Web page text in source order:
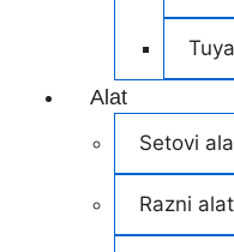
Alat
Setovi
Razni